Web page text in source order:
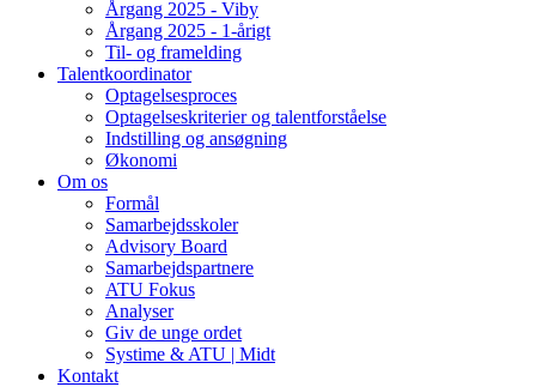
Årgang 2025 - Viby
Årgang 2025 - 1-årigt
Til- og framelding
Talentkoordinator
Optagelsesproces
Optagelseskriterier og talentforståelse
Indstilling og ansøgning
Økonomi
Om os
Formål
Samarbejdsskoler
Advisory Board
Samarbejdspartnere
ATU Fokus
Analyser
Giv de unge ordet
Systime & ATU | Midt
Kontakt